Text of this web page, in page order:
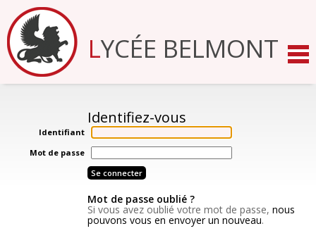
Aller
au
contenu.
|
Aller
LYCÉE BELMONT
Identifiant
Mot de passe
Mot de passe oublié ?
Si vous avez oublié votre mot de passe, nous
pouvons vous en envoyer un nouveau.